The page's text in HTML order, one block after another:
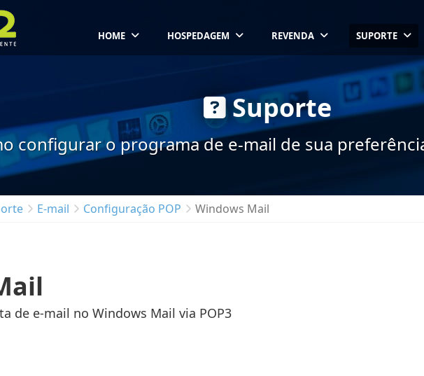
HOME HOSPEDAGEM REVENDA SUPORTE
Suporte
configurar o programa de e-mail de sua
E-mail Configuração POP Windows Mail
de e-mail no Windows Mail via POP3